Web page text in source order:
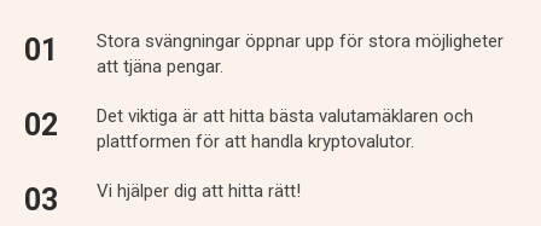
Stora svängningar öppnar upp för stora möjligheter
att tjäna pengar.
Det viktiga är att hitta bästa valutamäklaren och
plattformen för att handla kryptovalutor.
Vi hjälper dig att hitta rätt!